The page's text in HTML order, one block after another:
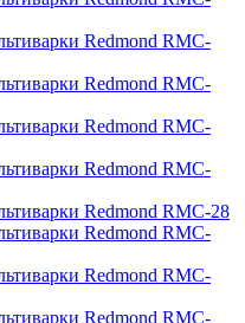
Redmond RMC-
Redmond RMC-
Redmond RMC-
Redmond RMC-
Redmond RMC-28
Redmond RMC-
Redmond RMC-
Redmond RMC-